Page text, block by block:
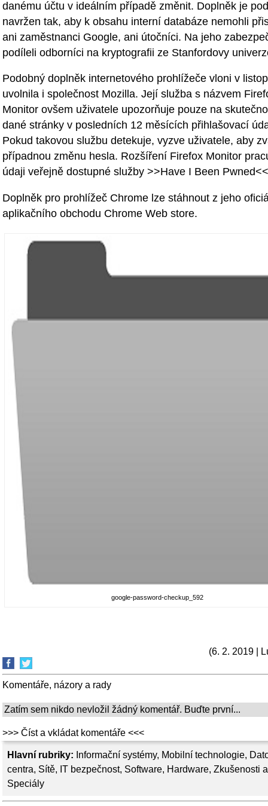
Hlavní rubriky: Informační systémy, Mobilní technologie,
centra, Sítě, IT bezpečnost, Software, Hardware, Zkušenosti
Speciály
danému účtu v ideálním případě změnit. Doplněk je
navržen tak, aby k obsahu interní databáze nemohli
ani zaměstnanci Google, ani útočníci. Na jeho
podíleli odborníci na kryptografii ze Stanfordovy
Podobný doplněk internetového prohlížeče vloni v
uvolnila i společnost Mozilla. Její služba s názvem
Monitor ovšem uživatele upozorňuje pouze na
dané stránky v posledních 12 měsících přihlašovací
Pokud takovou službu detekuje, vyzve uživatele, aby
případnou změnu hesla. Rozšíření Firefox Monitor
údaji veřejně dostupné služby >>Have I Been
Doplněk pro prohlížeč Chrome lze stáhnout z jeho
aplikačního obchodu Chrome Web store.
google-password-checkup_592
(6. 2. 2019 |
Komentáře, názory a rady
Zatím sem nikdo nevložil žádný komentář. Buďte první...
>>> Číst a vkládat komentáře <<<